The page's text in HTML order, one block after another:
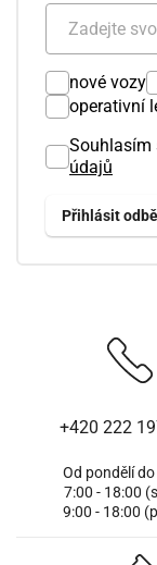
nové vozy
operativní
Souhlasím
údajů
+420 222
Od pondělí
7:00 - 18:00
9:00 - 18:00